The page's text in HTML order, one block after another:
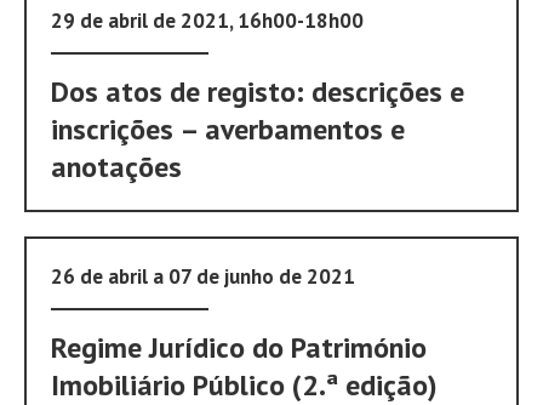
29 de abril de 2021, 16h00-18h00
Dos atos de registo: descrições e
inscrições – averbamentos e
anotações
26 de abril a 07 de junho de 2021
Regime Jurídico do Património
Imobiliário Público (2.ª edição)